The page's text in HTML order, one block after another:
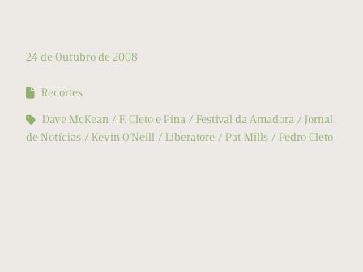
24 de Outubro de 2008
Recortes
Dave McKean
F. Cleto e Pina Festival da Amadora
Jornal
de Notícias
Kevin O'Neill Liberatore Pat Mills Pedro Cleto